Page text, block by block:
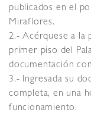
publicados en el
Miraflores.
2.- Acérquese a la
primer piso del
documentación
3.- Ingresada su
completa, en una
funcionamiento.